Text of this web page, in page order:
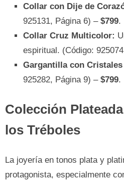
Collar con Dije de
925131, Página 6) – $799.
Collar Cruz Multicolor:
espiritual. (Código:
Gargantilla con Cristales
925282, Página 9) – $799.
Colección
los Tréboles
La joyería en tonos plata y
protagonista, especialmente